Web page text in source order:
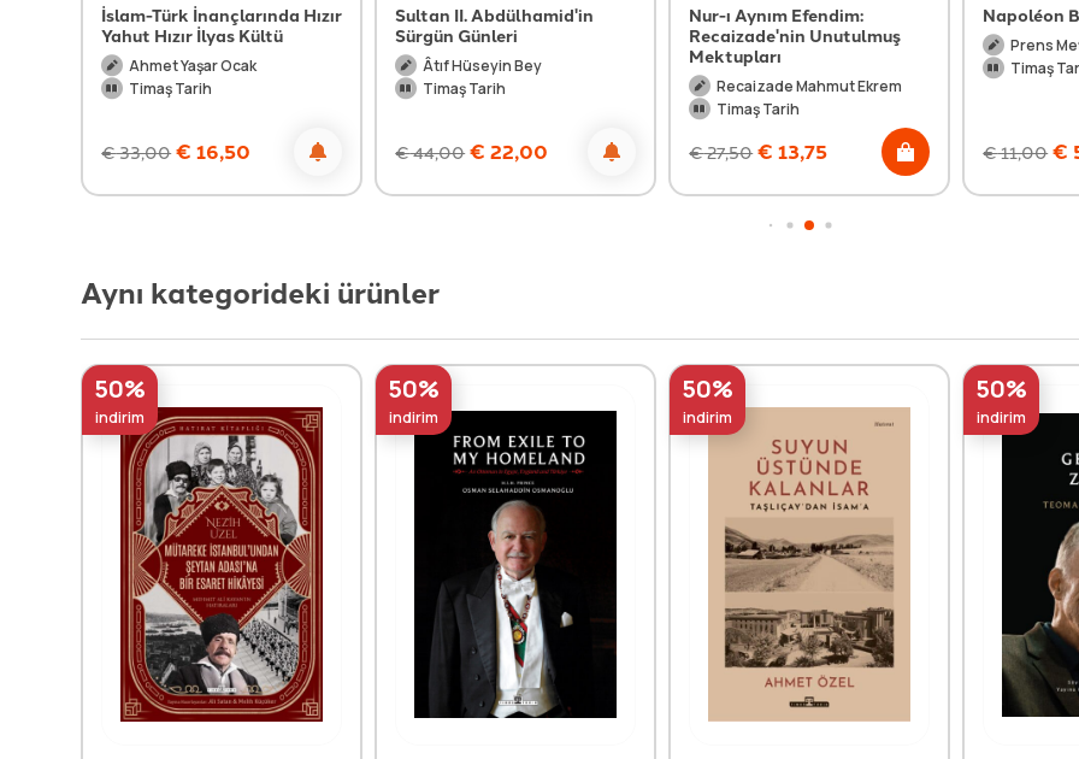
İslam-Türk İnançlarında Hızır
Yahut Hızır İlyas Kültü
Ahmet Yaşar Ocak
Timaş Tarih
€33,00 € 16,50
Sultan II. Abdülhamid'in
Sürgün Günleri
Âtıf Hüseyin Bey
Timaş Tarih
€44,00 € 22,00
Nur-ı Aynım Efendim:
Recaizade'nin Unutulmuş
Mektupları
Recaizade Mahmut Ekrem
Timaş Tarih
€27,50 € 13,75
Napoléon
Prens
Timaş
€11,00 €
Aynı kategorideki ürünler
50%
indirim
50%
indirim
50%
indirim
50%
indirim